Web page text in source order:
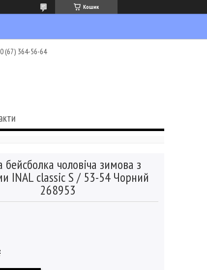
Кошик
(67) 364-56-64
бейсболка чоловіча зимова з
INAL сlassic S / 53-54 Чорний
268953